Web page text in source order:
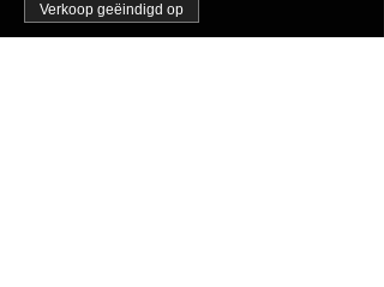
Verkoop geëindigd op